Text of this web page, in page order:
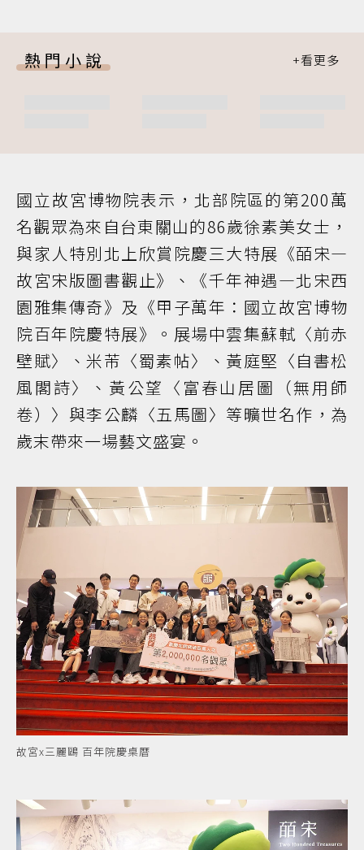
熱門小說
國立故宮博物院表示，北部院區的第200萬
名觀眾為來自台東關山的86歲徐素美女士，
與家人特別北上欣賞院慶三大特展《皕宋—
故宮宋版圖書觀止》、《千年神遇—北宋西
園雅集傳奇》及《甲子萬年：國立故宮博物
院百年院慶特展》。展場中雲集蘇軾〈前赤
壁賦〉、米芾〈蜀素帖〉、黃庭堅〈自書松
風閣詩〉、黃公望〈富春山居圖（無用師
卷）〉與李公麟〈五馬圖〉等曠世名作，為
歲末帶來一場藝文盛宴。
故宮x三麗鷗 百年院慶桌曆